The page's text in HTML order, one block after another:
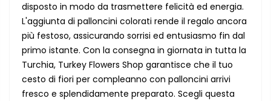
disposto in modo da trasmettere felicità ed energia.
L'aggiunta di palloncini colorati rende il regalo ancora
più festoso, assicurando sorrisi ed entusiasmo fin dal
primo istante. Con la consegna in giornata in tutta la
Turchia, Turkey Flowers Shop garantisce che il tuo
cesto di fiori per compleanno con palloncini arrivi
fresco e splendidamente preparato. Scegli questa